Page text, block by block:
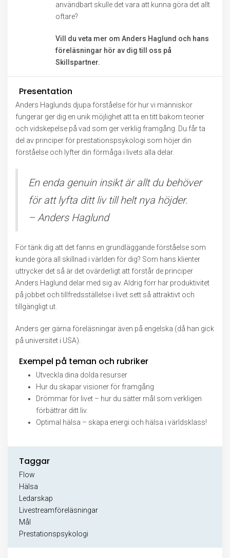
användbart skulle det vara att kunna göra det allt
oftare?
Vill du veta mer om Anders Haglund och hans
föreläsningar hör av dig till oss på
Skillspartner.
Presentation
Anders Haglunds djupa förståelse för hur vi människor
fungerar ger dig en unik möjlighet att ta en titt bakom teorier
och vidskepelse på vad som ger verklig framgång. Du får ta
del av principer för prestationspsykologi som höjer din
förståelse och lyfter din förmåga i livets alla delar.
En enda genuin insikt är allt du behöver
för att lyfta ditt liv till helt nya höjder.
– Anders Haglund
För tänk dig att det fanns en grundläggande förståelse som
kunde göra all skillnad i världen för dig? Som hans klienter
uttrycker det så är det ovärderligt att förstår de principer
Anders Haglund delar med sig av. Aldrig förr har produktivitet
på jobbet och tillfredsställelse i livet sett så attraktivt och
tillgängligt ut.
Anders ger gärna föreläsningar även på engelska (då han gick
på universitet i USA).
Exempel på teman och rubriker
Utveckla dina dolda resurser
Hur du skapar visioner för framgång
Drömmar för livet – hur du sätter mål som verkligen
förbättrar ditt liv.
Optimal hälsa – skapa energi och hälsa i världsklass!
Taggar
Flow
Hälsa
Ledarskap
Livestreamföreläsningar
Mål
Prestationspsykologi